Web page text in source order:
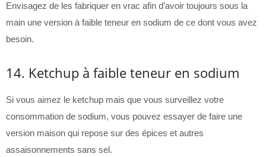
Envisagez de les fabriquer en vrac afin d’avoir toujours sous la
main une version à faible teneur en sodium de ce dont vous avez
besoin.
14. Ketchup à faible teneur en sodium
Si vous aimez le ketchup mais que vous surveillez votre
consommation de sodium, vous pouvez essayer de faire une
version maison qui repose sur des épices et autres
assaisonnements sans sel.